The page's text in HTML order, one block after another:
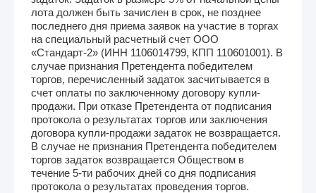
лота должен быть зачислен в срок, не позднее
последнего дня приема заявок на участие в торгах
на специальный расчетный счет ООО
«Стандарт-2» (ИНН 1106014799, КПП 110601001). В
случае признания Претендента победителем
торгов, перечисленный задаток засчитывается в
счет оплаты по заключенному договору купли-
продажи. При отказе Претендента от подписания
протокола о результатах торгов или заключения
договора купли-продажи задаток не возвращается.
В случае не признания Претендента победителем
торгов задаток возвращается Обществом в
течение 5-ти рабочих дней со дня подписания
протокола о результатах проведения торгов.